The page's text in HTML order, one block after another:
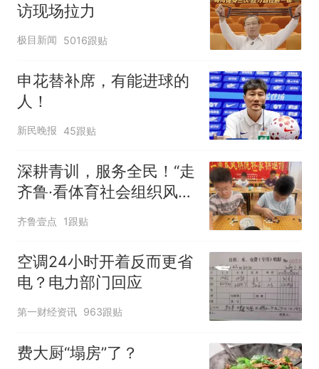
访现场拉力
极目新闻 5016跟贴
申花替补席，有能进球的
人！
新民晚报 45跟贴
深耕青训，服务全民！“走
齐鲁·看体育社会组织风
采”走进沂水
齐鲁壹点 1跟贴
空调24小时开着反而更省
电？电力部门回应
第一财经资讯 963跟贴
费大厨“塌房”了？